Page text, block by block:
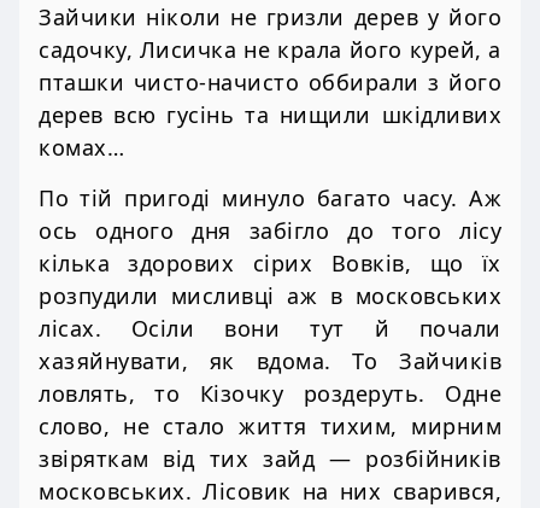
Зайчики ніколи не гризли дерев у його
садочку, Лисичка не крала його курей, а
пташки чисто-начисто оббирали з його
дерев всю гусінь та нищили шкідливих
комах…
По тій пригоді минуло багато часу. Аж
ось одного дня забігло до того лісу
кілька здорових сірих Вовків, що їх
розпудили мисливці аж в московських
лісах. Осіли вони тут й почали
хазяйнувати, як вдома. То Зайчиків
ловлять, то Кізочку роздеруть. Одне
слово, не стало життя тихим, мирним
звіряткам від тих зайд — розбійників
московських. Лісовик на них сварився,